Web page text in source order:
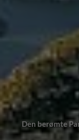
Den berømte